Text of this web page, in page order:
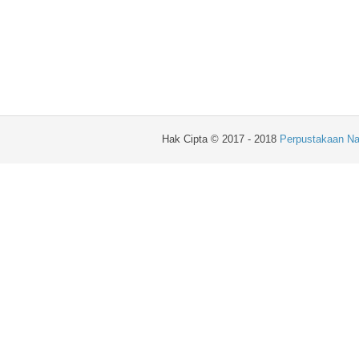
Hak Cipta © 2017 - 2018 Perpustakaan